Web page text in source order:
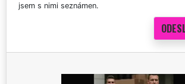
jsem s nimi seznámen.